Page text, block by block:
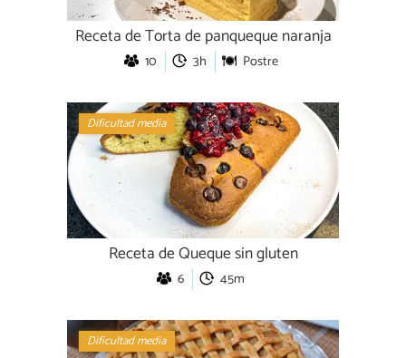
Receta de Torta de panqueque naranja
10 3h Postre
Dificultad media
Receta de Queque sin gluten
6 45m
Dificultad media